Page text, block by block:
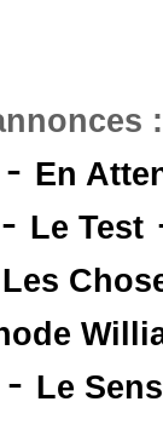
- En
- Le Test
Les
- Le